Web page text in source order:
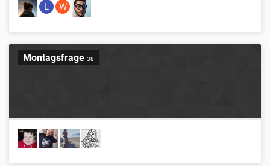
L W
Montagsfrage 38